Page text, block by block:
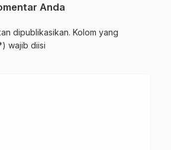
Anda
dipublikasikan. Kolom yang
wajib diisi